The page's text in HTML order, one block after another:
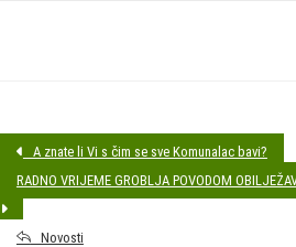
A znate li Vi s čim se sve Komunalac bavi?
RADNO VRIJEME GROBLJA POVODOM
Novosti